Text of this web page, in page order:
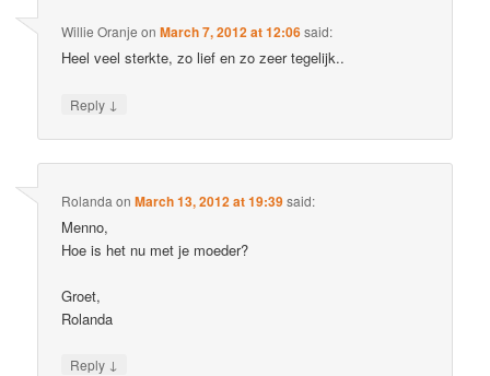
Willie Oranje onMarch 7, 2012 at 12:06said:
Heel veel sterkte, zo lief en zo zeer tegelijk..
Reply ↓
Rolanda onMarch 13, 2012 at 19:39said:
Menno,
Hoe is het nu met je moeder?
Groet,
Rolanda
Reply ↓